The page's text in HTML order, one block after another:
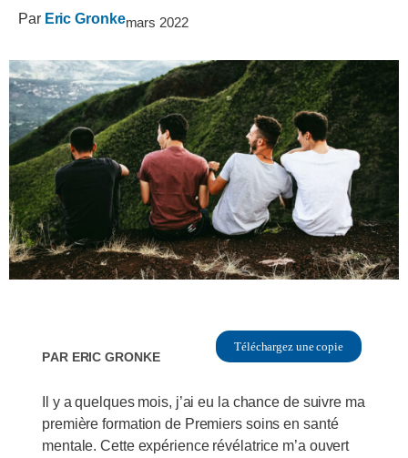
Par Eric Gronkemars 2022
Par Eric Gronke Téléchargez une copie
Il y a quelques mois, j’ai eu la chance de suivre ma
première formation de Premiers soins en santé
mentale. Cette expérience révélatrice m’a ouvert